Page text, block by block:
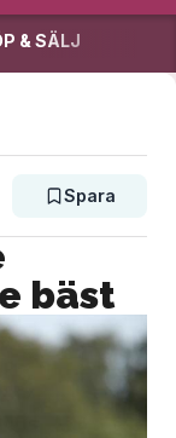
& SÄLJ
Spara
bäst